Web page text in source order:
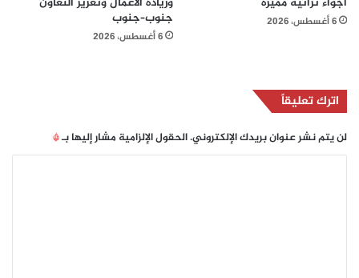
6 أغسطس، 2026
جنوب–جنوب
6 أغسطس، 2026
اترك تعليقاً
لن يتم نشر عنوان بريدك الإلكتروني.الحقول الإلزامية مشار إليها بـ*